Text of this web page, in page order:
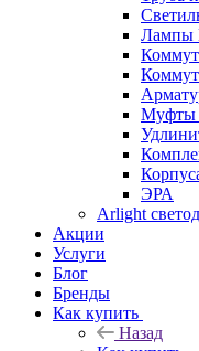
Муфты
ЭРА
Arlight
Акции
Услуги
Блог
Бренды
Как купить
Назад